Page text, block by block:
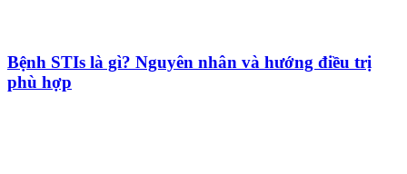
Bệnh STIs là gì? Nguyên nhân và hướng điều trị
phù hợp